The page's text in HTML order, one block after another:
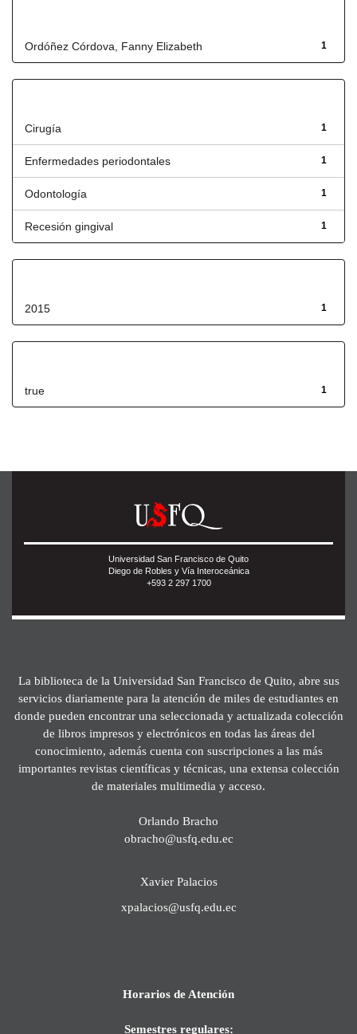
1
Ordóñez Córdova, Fanny Elizabeth
1
Cirugía
1
Enfermedades periodontales
1
Odontología
1
Recesión gingival
1
2015
1
true
Universidad San Francisco de Quito
Diego de Robles y Vía Interoceánica
+593 2 297 1700
La biblioteca de la Universidad San Francisco de Quito, abre sus
servicios diariamente para la atención de miles de estudiantes en
donde pueden encontrar una seleccionada y actualizada colección
de libros impresos y electrónicos en todas las áreas del
conocimiento, además cuenta con suscripciones a las más
importantes revistas científicas y técnicas, una extensa colección
de materiales multimedia y acceso.
Orlando Bracho
obracho@usfq.edu.ec
Xavier Palacios
xpalacios@usfq.edu.ec
Horarios de Atención
Semestres regulares: